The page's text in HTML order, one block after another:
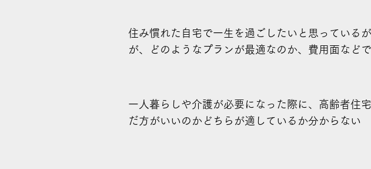
住み慣れた自宅で一生を過ごしたいと思っている
が、どのようなプランが最適なのか、費用面など
一人暮らしや介護が必要になった際に、高齢者住
だ方がいいのかどちらが適しているか分からない